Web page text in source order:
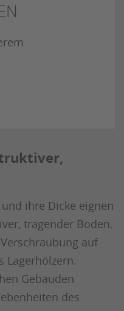
ihre Dicke eignen
tragender Boden.
auf
Lagerhölzern.
Gebäuden
des